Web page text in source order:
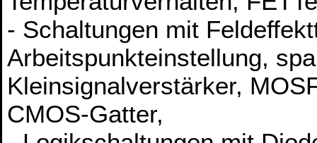
- Schaltungen mit
Arbeitspunkteinstellung,
Kleinsignalverstärker,
CMOS-Gatter,